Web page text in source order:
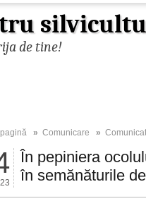
de tine!
» Comunicare »
În pepiniera
în semănăturile